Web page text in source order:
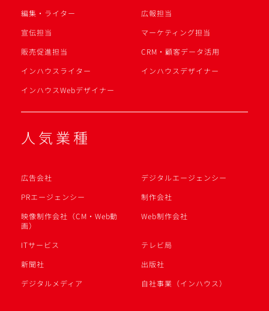
編集・ライター
広報担当
宣伝担当
マーケティング担当
販売促進担当
CRM・顧客データ活用
インハウスライター
インハウスデザイナー
インハウスWebデザイナー
人気業種
広告会社
デジタルエージェンシー
PRエージェンシー
制作会社
映像制作会社（CM・Web動
画）
Web制作会社
ITサービス
テレビ局
新聞社
出版社
デジタルメディア
自社事業（インハウス）